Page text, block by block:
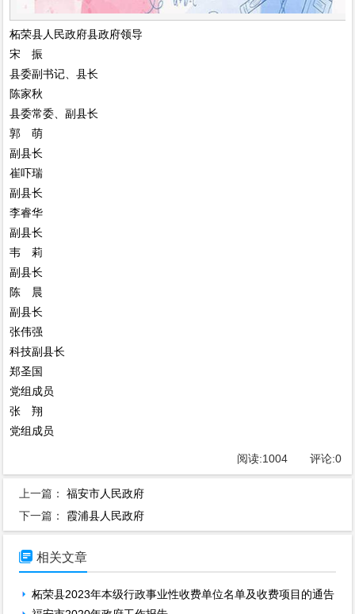
柘荣县人民政府县政府领导
宋 振
县委副书记、县长
陈家秋
县委常委、副县长
郭 萌
副县长
崔吓瑞
副县长
李睿华
副县长
韦 莉
副县长
陈 晨
副县长
张伟强
科技副县长
郑圣国
党组成员
张 翔
党组成员
阅读:1004评论:0
上一篇：福安市人民政府
下一篇： 霞浦县人民政府
 相关文章
柘荣县2023年本级行政事业性收费单位名单及收费项目的通告